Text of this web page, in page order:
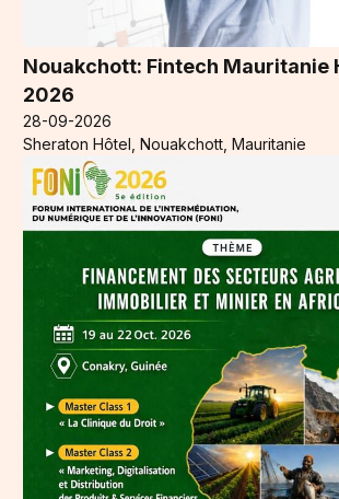
Nouakchott: Fintech Mauritanie
2026
28-09-2026
Sheraton Hôtel, Nouakchott, Mauritanie